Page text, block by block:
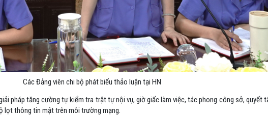
Các Đảng viên chi bộ phát biểu thảo luận tại HN
pháp tăng cường tự kiểm tra trật tự nội vụ, giờ giấc làm việc, tác phong công sở, quyết
lọt thông tin mật trên môi trường mạng.